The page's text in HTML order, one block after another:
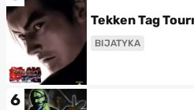
Tekken Tag
BIJATYKA
6